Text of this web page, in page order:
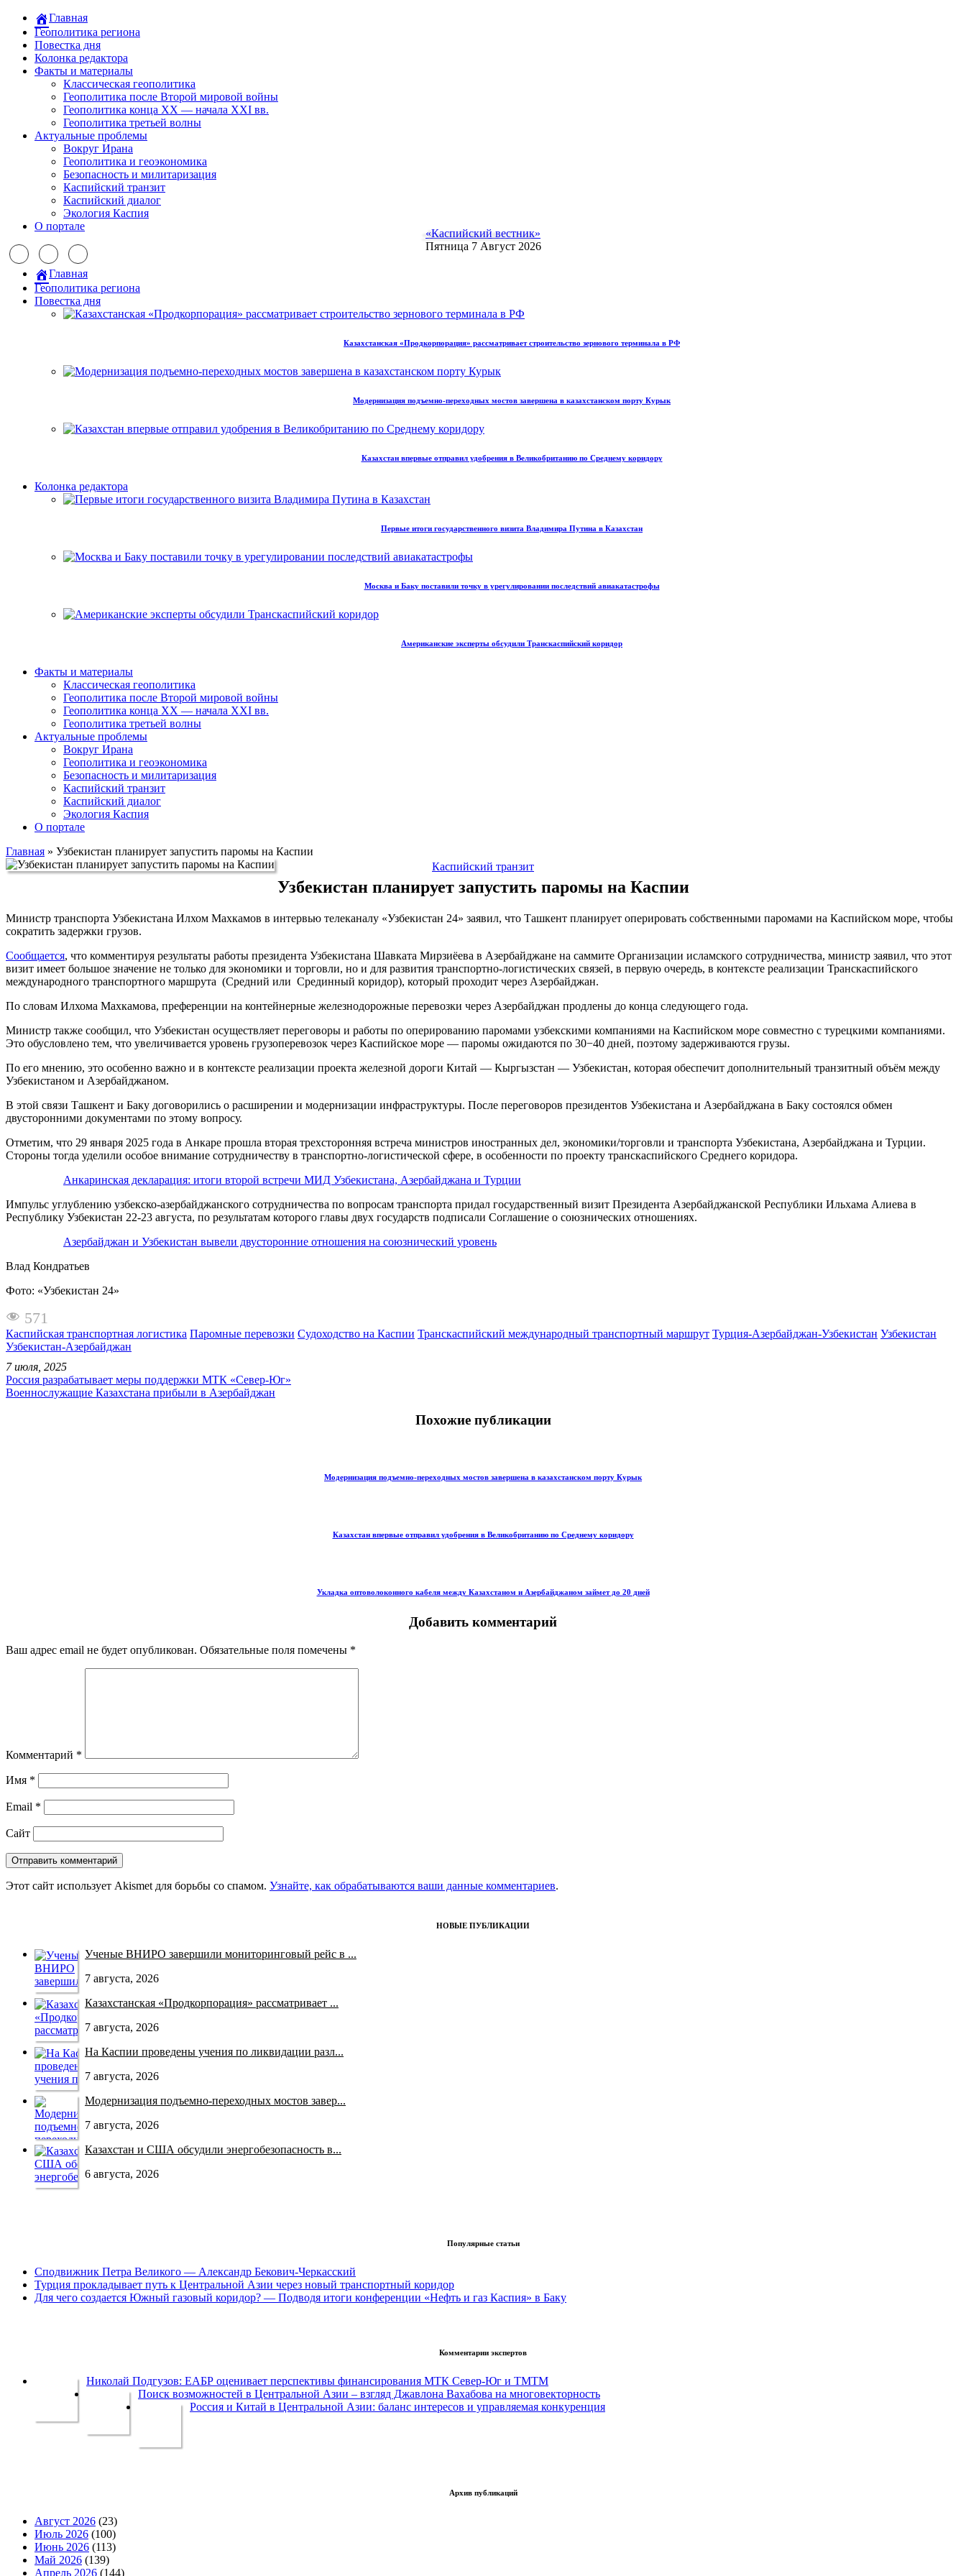
Главная
Геополитика региона
Повестка дня
Колонка редактора
Факты и материалы
Классическая геополитика
Геополитика после Второй мировой войны
Геополитика конца XX — начала XXI вв.
Геополитика третьей волны
Актуальные проблемы
Вокруг Ирана
Геополитика и геоэкономика
Безопасность и милитаризация
Каспийский транзит
Каспийский диалог
Экология Каспия
О портале
«Каспийский вестник»
Пятница 7 Август 2026
Главная
Геополитика региона
Повестка дня
Казахстанская «Продкорпорация» рассматривает строительство зернового терминала в РФ
Модернизация подъемно-переходных мостов завершена в казахстанском порту Курык
Казахстан впервые отправил удобрения в Великобританию по Среднему коридору
Колонка редактора
Первые итоги государственного визита Владимира Путина в Казахстан
Москва и Баку поставили точку в урегулировании последствий авиакатастрофы
Американские эксперты обсудили Транскаспийский коридор
Факты и материалы
Классическая геополитика
Геополитика после Второй мировой войны
Геополитика конца XX — начала XXI вв.
Геополитика третьей волны
Актуальные проблемы
Вокруг Ирана
Геополитика и геоэкономика
Безопасность и милитаризация
Каспийский транзит
Каспийский диалог
Экология Каспия
О портале
Главная » Узбекистан планирует запустить паромы на Каспии
Каспийский транзит
Узбекистан планирует запустить паромы на Каспии
Министр транспорта Узбекистана Илхом Махкамов в интервью телеканалу «Узбекистан 24» заявил, что Ташкент планирует оперировать собственными паромами на Каспийском море, чтобы
сократить задержки грузов.
Сообщается, что комментируя результаты работы президента Узбекистана Шавката Мирзиёева в Азербайджане на саммите Организации исламского сотрудничества, министр заявил, что этот
визит имеет большое значение не только для экономики и торговли, но и для развития транспортно-логистических связей, в первую очередь, в контексте реализации Транскаспийского
международного транспортного маршрута (Средний или Срединный коридор), который проходит через Азербайджан.
По словам Илхома Махкамова, преференции на контейнерные железнодорожные перевозки через Азербайджан продлены до конца следующего года.
Министр также сообщил, что Узбекистан осуществляет переговоры и работы по оперированию паромами узбекскими компаниями на Каспийском море совместно с турецкими компаниями.
Это обусловлено тем, что увеличивается уровень грузоперевозок через Каспийское море — паромы ожидаются по 30−40 дней, поэтому задерживаются грузы.
По его мнению, это особенно важно и в контексте реализации проекта железной дороги Китай — Кыргызстан — Узбекистан, которая обеспечит дополнительный транзитный объём между
Узбекистаном и Азербайджаном.
В этой связи Ташкент и Баку договорились о расширении и модернизации инфраструктуры. После переговоров президентов Узбекистана и Азербайджана в Баку состоялся обмен
двусторонними документами по этому вопросу.
Отметим, что 29 января 2025 года в Анкаре прошла вторая трехсторонняя встреча министров иностранных дел, экономики/торговли и транспорта Узбекистана, Азербайджана и Турции.
Стороны тогда уделили особое внимание сотрудничеству в транспортно-логистической сфере, в особенности по проекту транскаспийского Среднего коридора.
Анкаринская декларация: итоги второй встречи МИД Узбекистана, Азербайджана и Турции
Импульс углублению узбекско-азербайджанского сотрудничества по вопросам транспорта придал государственный визит Президента Азербайджанской Республики Ильхама Алиева в
Республику Узбекистан 22-23 августа, по результатам которого главы двух государств подписали Соглашение о союзнических отношениях.
Азербайджан и Узбекистан вывели двусторонние отношения на союзнический уровень
Влад Кондратьев
Фото: «Узбекистан 24»
571
Каспийская транспортная логистика Паромные перевозки Судоходство на Каспии Транскаспийский международный транспортный маршрут Турция-Азербайджан-Узбекистан Узбекистан
Узбекистан-Азербайджан
7 июля, 2025
Россия разрабатывает меры поддержки МТК «Север-Юг»
Военнослужащие Казахстана прибыли в Азербайджан
Похожие публикации
Модернизация подъемно-переходных мостов завершена в казахстанском порту Курык
Казахстан впервые отправил удобрения в Великобританию по Среднему коридору
Укладка оптоволоконного кабеля между Казахстаном и Азербайджаном займет до 20 дней
Добавить комментарий
Ваш адрес email не будет опубликован. Обязательные поля помечены *
Комментарий *
Имя *
Email *
Сайт
Этот сайт использует Akismet для борьбы со спамом. Узнайте, как обрабатываются ваши данные комментариев.
НОВЫЕ ПУБЛИКАЦИИ
Ученые ВНИРО завершили мониторинговый рейс в ...
7 августа, 2026
Казахстанская «Продкорпорация» рассматривает ...
7 августа, 2026
На Каспии проведены учения по ликвидации разл...
7 августа, 2026
Модернизация подъемно-переходных мостов завер...
7 августа, 2026
Казахстан и США обсудили энергобезопасность в...
6 августа, 2026
Популярные статьи
Сподвижник Петра Великого — Александр Бекович-Черкасский
Турция прокладывает путь к Центральной Азии через новый транспортный коридор
Для чего создается Южный газовый коридор? — Подводя итоги конференции «Нефть и газ Каспия» в Баку
Комментарии экспертов
Николай Подгузов: ЕАБР оценивает перспективы финансирования МТК Север-Юг и ТМТМ
Поиск возможностей в Центральной Азии – взгляд Джавлона Вахабова на многовекторность
Россия и Китай в Центральной Азии: баланс интересов и управляемая конкуренция
Архив публикаций
Август 2026 (23)
Июль 2026 (100)
Июнь 2026 (113)
Май 2026 (139)
Апрель 2026 (144)